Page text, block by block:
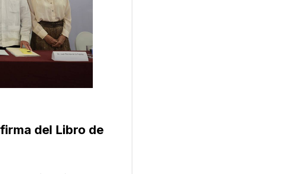
del Libro de